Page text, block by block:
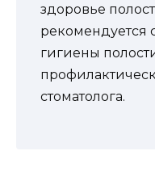
здоровье
рекомендуется
гигиены
стоматолога.